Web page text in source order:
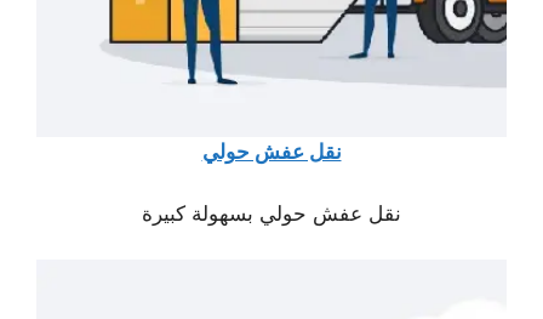
نقل عفش حولي
نقل عفش حولي بسهولة كبيرة